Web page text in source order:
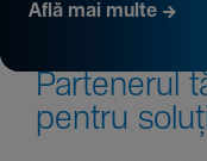
Află mai multe
Parte­nerul
pentru